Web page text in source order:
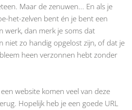
Maar de zenuwen... En als je
het-zelven bent én je bent een
werk, dan merk je soms dat
niet zo handig opgelost zijn, of dat je
heen verzonnen hebt zonder
website komen veel van deze
Hopelijk heb je een goede URL